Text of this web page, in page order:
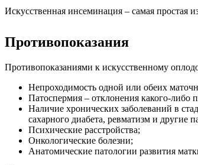
Искусственная инсеминация – самая простая
Противопоказания
Противопоказаниями к искусственному
Непроходимость одной или обеих
Патоспермия – отклонения какого-либо
Наличие хронических заболеваний в
сахарного диабета, ревматизм и другие
Психические расстройства;
Онкологические болезни;
Анатомические патологии развития